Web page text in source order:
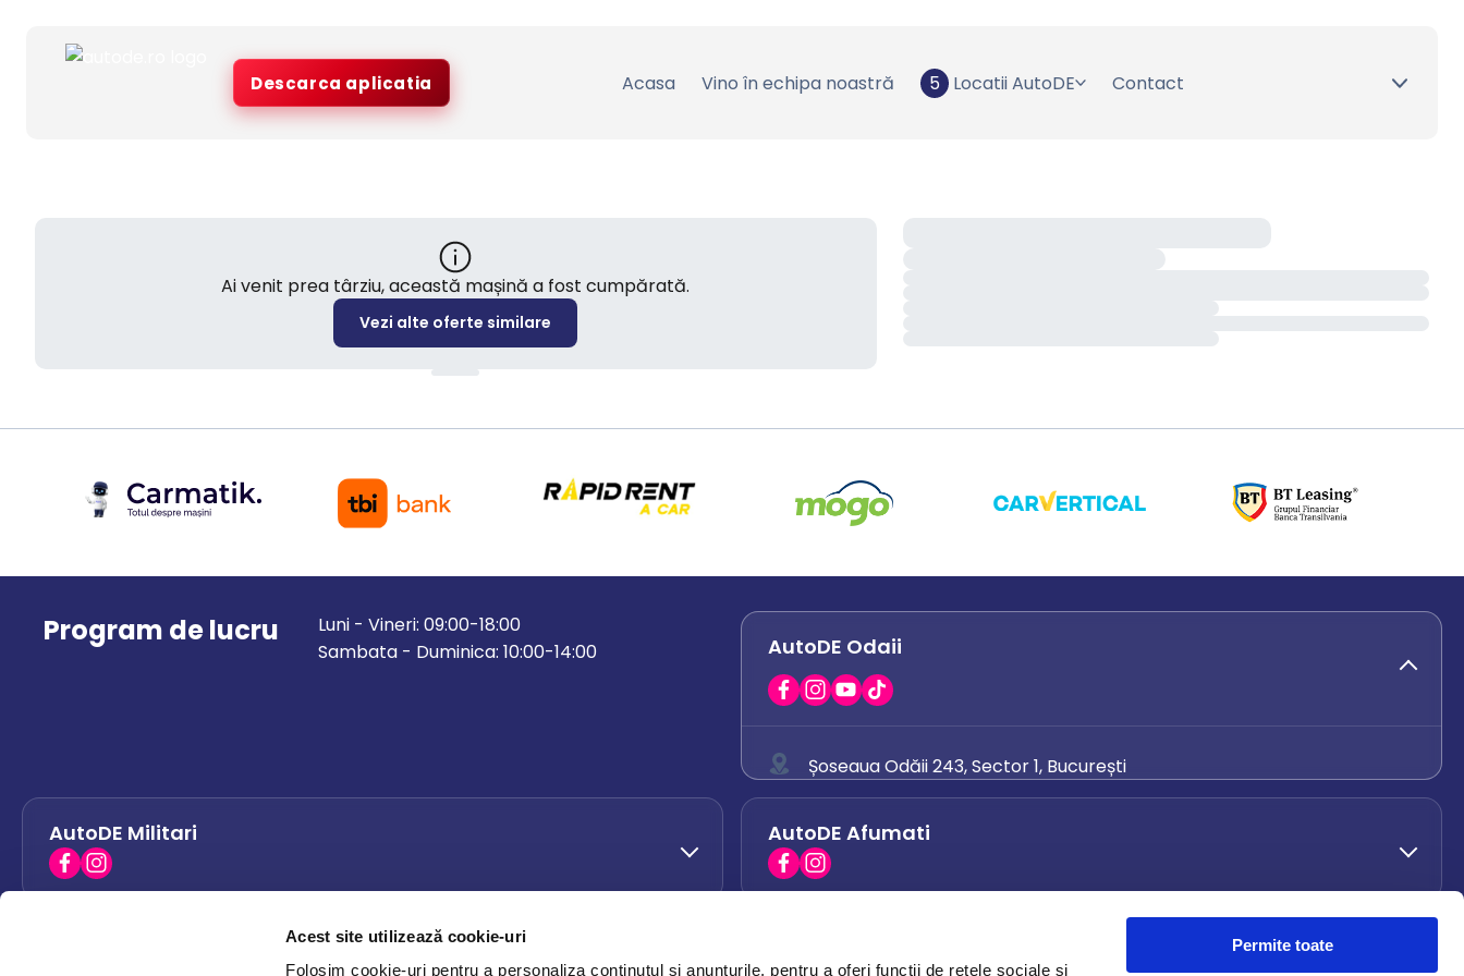
Acest site utilizează cookie-uri
Folosim cookie-uri pentru a personaliza conținutul și anunțurile, pentru a oferi funcții de rețele sociale și
Permite toate
Descarca aplicatia Acasa Vino în echipa noastră 5 Locatii AutoDE Contact
Ai venit prea târziu, această mașină a fost cumpărată.
Vezi alte oferte similare
Program de lucru
Luni - Vineri: 09:00-18:00
Sambata - Duminica: 10:00-14:00
AutoDE Odaii
Șoseaua Odăii 243, Sector 1, București
0742 444 194
office.odaii@autode.ro
AutoDE Militari AutoDE Afumati